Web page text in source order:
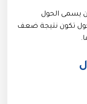
يسمى الحول
تكون نتيجة ضعف